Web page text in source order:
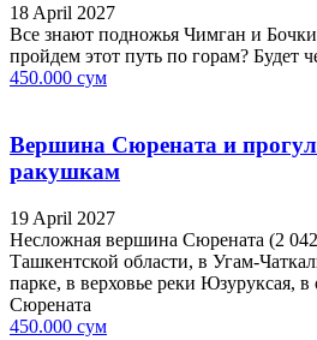
18 April 2027
Все знают подножья Чимган и
пройдем этот путь по горам? Будет
450.000 сум
Вершина Сюрената и
ракушкам
19 April 2027
Несложная вершина Сюрената (2
Ташкентской области, в Угам-
парке, в верховье реки Юзуруксая,
Сюрената
450.000 сум